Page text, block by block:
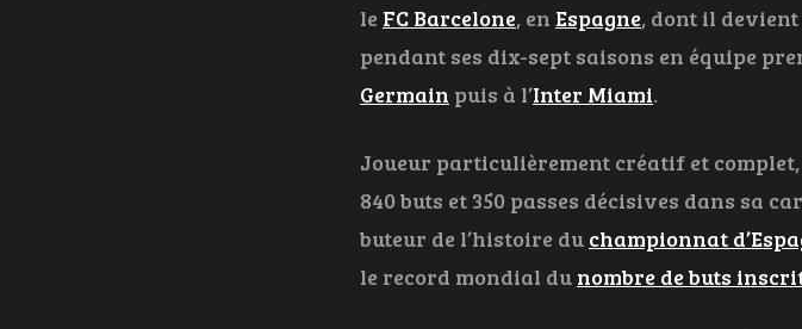
le FC Barcelone, en Espagne, dont il
pendant ses dix-sept saisons en équipe
Germain puis à l’Inter Miami.
Joueur particulièrement créatif et complet,
840 buts et 350 passes décisives dans sa
buteur de l’histoire du championnat
le record mondial du nombre de buts